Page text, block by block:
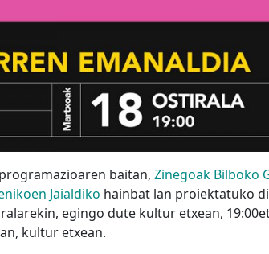
baitan, Zinegoak Bilboko
Jaialdiko hainbat lan proiektatuko
egingo dute kultur etxean,
kultur etxean.